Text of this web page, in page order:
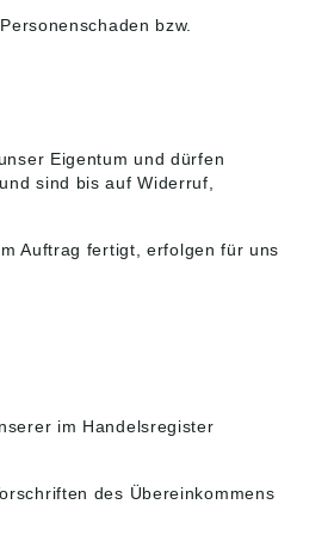
bzw.
Eigentum und dürfen
sind bis auf Widerruf,
Auftrag fertigt, erfolgen für uns
im Handelsregister
des Übereinkommens